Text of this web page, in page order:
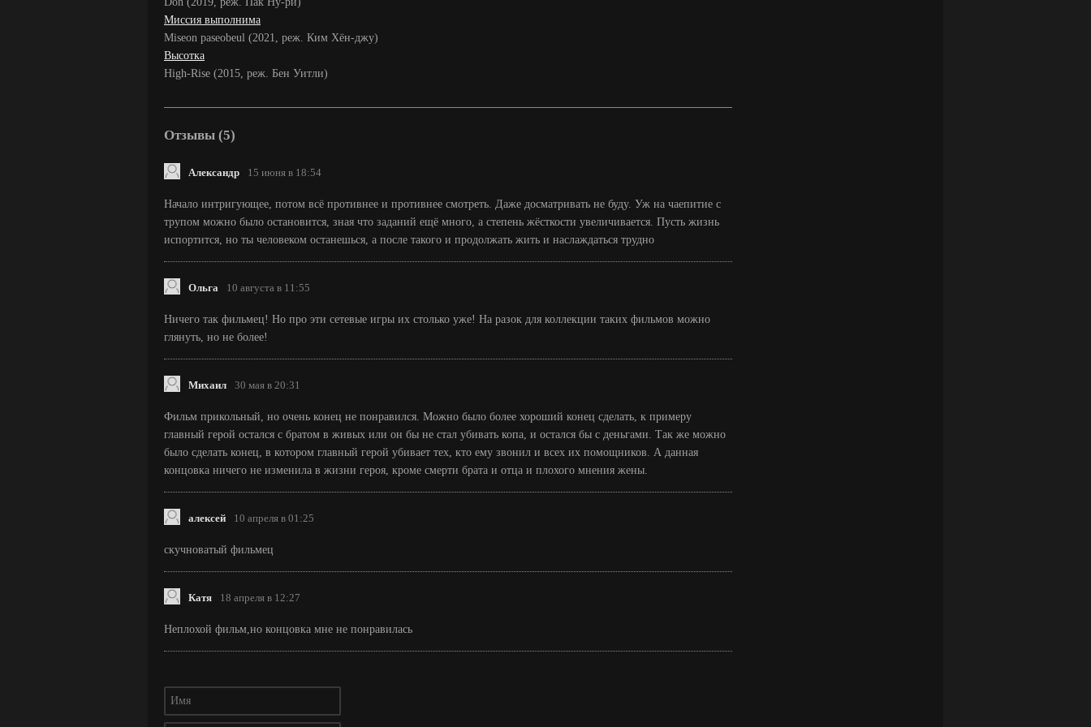
Миссия выполнима
Miseon paseobeul (2021, реж. Ким Хён-джу)
Высотка
High-Rise (2015, реж. Бен Уитли)
Отзывы (5)
Александр 15 июня в 18:54
Начало интригующее, потом всё противнее и противнее смотреть. Даже досматривать не буду. Уж на чаепитие с
трупом можно было остановится, зная что заданий ещё много, а степень жёсткости увеличивается. Пусть жизнь
испортится, но ты человеком останешься, а после такого и продолжать жить и наслаждаться трудно
Ольга 10 августа в 11:55
Ничего так фильмец! Но про эти сетевые игры их столько уже! На разок для коллекции таких фильмов можно
глянуть, но не более!
Михаил 30 мая в 20:31
Фильм прикольный, но очень конец не понравился. Можно было более хороший конец сделать, к примеру
главный герой остался с братом в живых или он бы не стал убивать копа, и остался бы с деньгами. Так же можно
было сделать конец, в котором главный герой убивает тех, кто ему звонил и всех их помощников. А данная
концовка ничего не изменила в жизни героя, кроме смерти брата и отца и плохого мнения жены.
алексей 10 апреля в 01:25
скучноватый фильмец
Катя 18 апреля в 12:27
Неплохой фильм,но концовка мне не понравилась